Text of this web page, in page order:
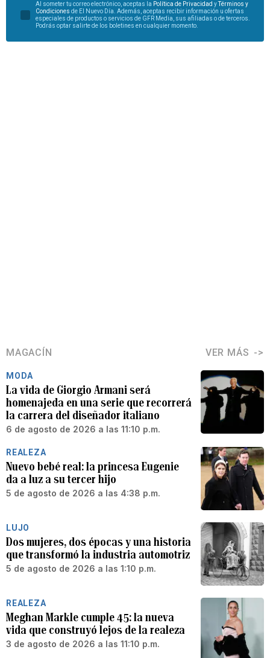
Al someter tu correo electrónico, aceptas la Política de Privacidad y
Términos y
Condiciones de El Nuevo Día. Además, aceptas recibir información u ofertas
especiales de productos o servicios de GFR Media, sus afiliadas o de terceros.
Podrás optar salirte de los boletines en cualquier momento.
MAGACÍN VER MÁS
MODA
La vida de Giorgio Armani será
homenajeda en una serie que recorrerá
la carrera del diseñador italiano
6 de agosto de 2026 a las 11:10 p.m.
REALEZA
Nuevo bebé real: la princesa Eugenie
da a luz a su tercer hijo
5 de agosto de 2026 a las 4:38 p.m.
LUJO
Dos mujeres, dos épocas y una historia
que transformó la industria automotriz
5 de agosto de 2026 a las 1:10 p.m.
REALEZA
Meghan Markle cumple 45: la nueva
vida que construyó lejos de la realeza
3 de agosto de 2026 a las 11:10 p.m.